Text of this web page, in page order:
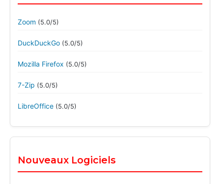
Zoom (5.0/5)
DuckDuckGo (5.0/5)
Mozilla Firefox (5.0/5)
7-Zip (5.0/5)
LibreOffice (5.0/5)
Nouveaux Logiciels